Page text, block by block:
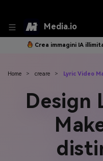
Media.io
Crea immagini IA
Home > creare > Lyric Video
Design